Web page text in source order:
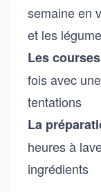
semaine en
et les
Les courses
fois avec
tentations
La
heures à
ingrédients